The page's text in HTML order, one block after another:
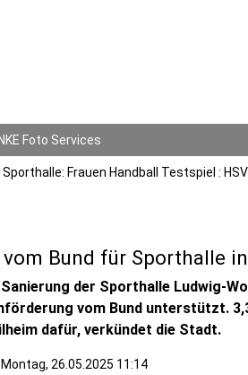
Foto Services
Frauen Handball Testspiel :
Bund für Sporthalle
der Sporthalle Ludwig-
vom Bund unterstützt.
dafür, verkündet die Stadt.
Montag, 26.05.2025 11:14